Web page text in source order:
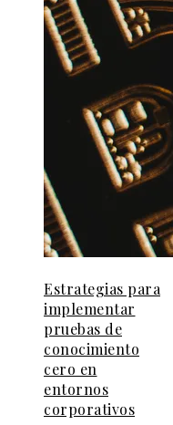
Estrategias para
implementar
pruebas de
conocimiento
cero en
entornos
corporativos